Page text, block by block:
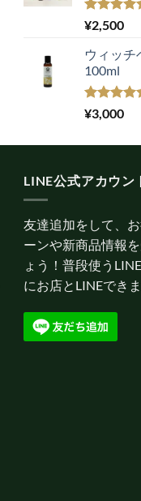
5段階中
5.00
¥2,500
ウィッチ
100ml
5段階中
5.00
¥3,000
LINE公式アカウン
友達追加をして、
ーンや新商品情報
ょう！普段使う
にお店とLINEできま